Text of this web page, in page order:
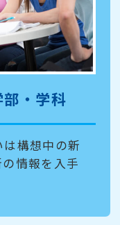
部・学科
構想中の新
情報を入手